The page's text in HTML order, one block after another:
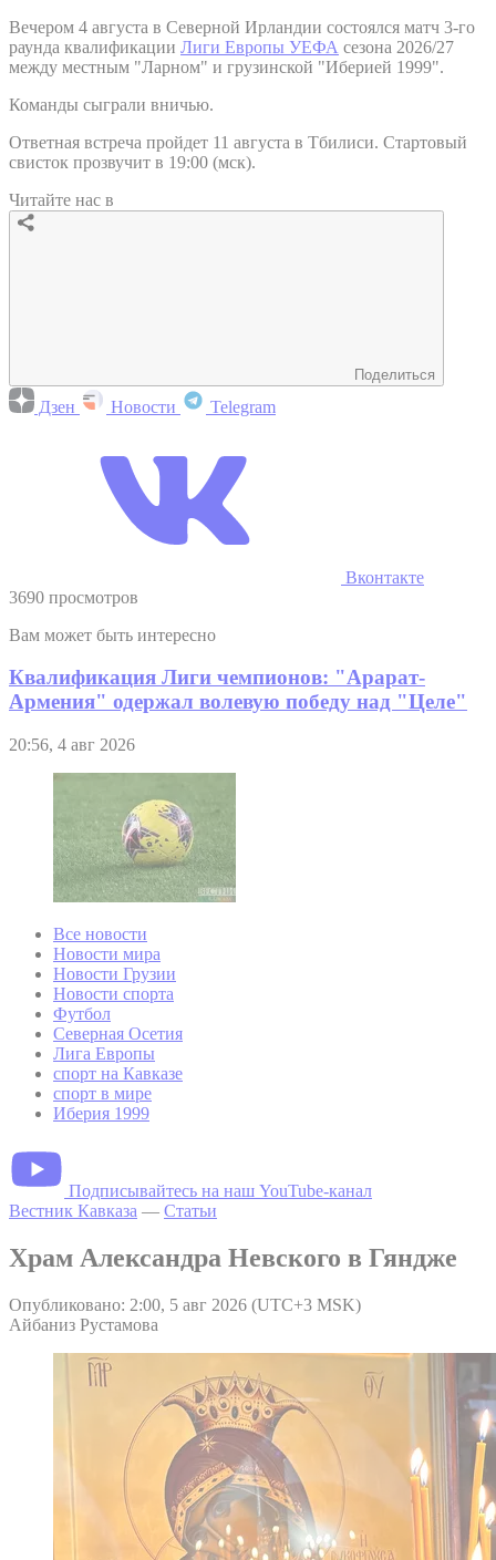
Вечером 4 августа в Северной Ирландии состоялся матч 3-го
раунда квалификации Лиги Европы УЕФА сезона 2026/27
между местным "Ларном" и грузинской "Иберией 1999".
Команды сыграли вничью.
Ответная встреча пройдет 11 августа в Тбилиси. Стартовый
свисток прозвучит в 19:00 (мск).
Читайте нас в
Поделиться
Дзен Новости Telegram
Вконтакте
3690 просмотров
Вам может быть интересно
Квалификация Лиги чемпионов: "Арарат-
Армения" одержал волевую победу над "Целе"
20:56, 4 авг 2026
Все новости
Новости мира
Новости Грузии
Новости спорта
Футбол
Северная Осетия
Лига Европы
спорт на Кавказе
спорт в мире
Иберия 1999
Подписывайтесь на наш YouTube-канал
Вестник Кавказа — Статьи
Храм Александра Невского в Гяндже
Опубликовано: 2:00, 5 авг 2026 (UTC+3 MSK)
Айбаниз Рустамова